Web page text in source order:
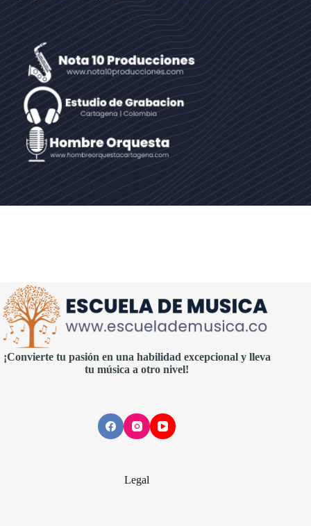
¡Convierte tu pasión en una habilidad excepcional y lleva
tu música a otro nivel!
Legal